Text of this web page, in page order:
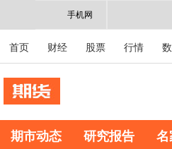
手机网
首页 财经 股票 行情
期市动态 研究报告 名